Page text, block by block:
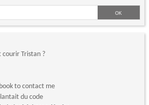
courir Tristan ?
to contact me
du code